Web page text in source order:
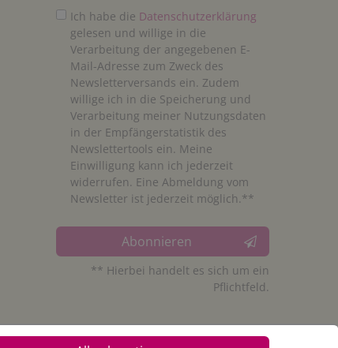
Ich habe die Daten­schutz­erklärung
gelesen und willige in die
Verarbeitung der angegebenen E-
Mail-Adresse zum Zweck des
Newsletterversands ein. Zudem
willige ich in die Speicherung und
Verarbeitung meiner Nutzungsdaten
in der Empfängerstatistik des
Newslettertools ein. Meine
Einwilligung kann ich jederzeit
widerrufen. Eine Abmeldung vom
Newsletter ist jederzeit möglich.**
Abonnieren
** Hierbei handelt es sich um ein
Pflichtfeld.